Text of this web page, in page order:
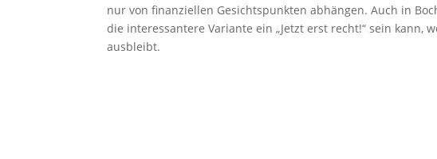
nur von finanziellen Gesichtspunkten abhängen. Auch in
die interessantere Variante ein „Jetzt erst recht!“ sein
ausbleibt.